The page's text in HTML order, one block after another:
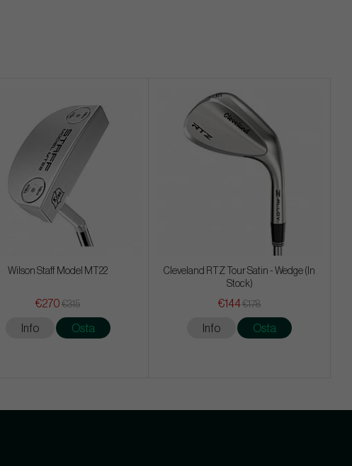
Wilson Staff Model MT22
€270 €315
Info Osta
Cleveland RTZ Tour Satin - Wedge (In
Stock)
€144€178
Info Osta